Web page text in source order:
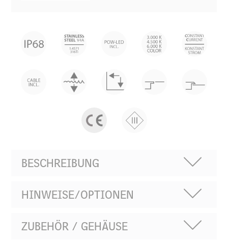
BESCHREIBUNG
HINWEISE/OPTIONEN
ZUBEHÖR / GEHÄUSE